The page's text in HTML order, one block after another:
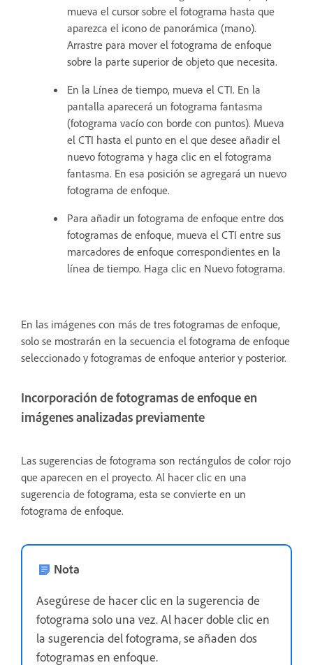
mueva el cursor sobre el fotograma hasta que
aparezca el icono de panorámica (mano).
Arrastre para mover el fotograma de enfoque
sobre la parte superior de objeto que necesita.
En la Línea de tiempo, mueva el CTI. En la
pantalla aparecerá un fotograma fantasma
(fotograma vacío con borde con puntos). Mueva
el CTI hasta el punto en el que desee añadir el
nuevo fotograma y haga clic en el fotograma
fantasma. En esa posición se agregará un nuevo
fotograma de enfoque.
Para añadir un fotograma de enfoque entre dos
fotogramas de enfoque, mueva el CTI entre sus
marcadores de enfoque correspondientes en la
línea de tiempo. Haga clic en Nuevo fotograma.
En las imágenes con más de tres fotogramas de enfoque,
solo se mostrarán en la secuencia el fotograma de enfoque
seleccionado y fotogramas de enfoque anterior y posterior.
Incorporación de fotogramas de enfoque en
imágenes analizadas previamente
Las sugerencias de fotograma son rectángulos de color rojo
que aparecen en el proyecto. Al hacer clic en una
sugerencia de fotograma, esta se convierte en un
fotograma de enfoque.
Nota
Asegúrese de hacer clic en la sugerencia de
fotograma solo una vez. Al hacer doble clic en
la sugerencia del fotograma, se añaden dos
fotogramas en enfoque.